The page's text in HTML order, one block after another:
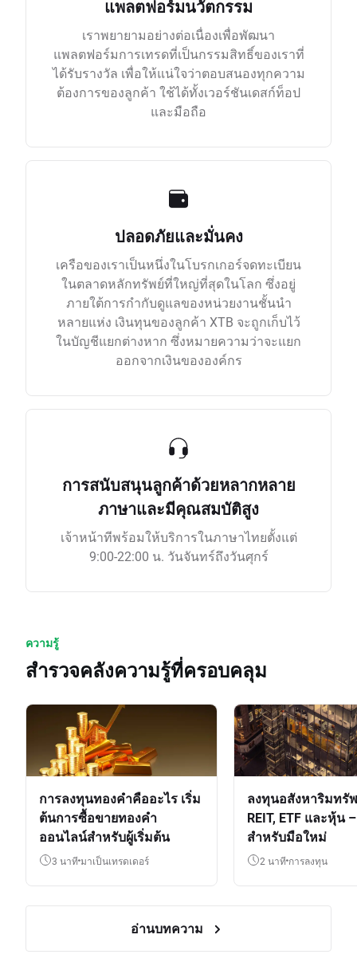
แพลตฟอร์มนวัตกรรม
เราพยายามอย่างต่อเนื่องเพื่อพัฒนา
แพลตฟอร์มการเทรดที่เป็นกรรมสิทธิ์ของเราที่
ได้รับรางวัล เพื่อให้แน่ใจว่าตอบสนองทุกความ
ต้องการของลูกค้า ใช้ได้ทั้งเวอร์ชันเดสก์ท็อป
และมือถือ
ปลอดภัยและมั่นคง
เครือของเราเป็นหนึ่งในโบรกเกอร์จดทะเบียน
ในตลาดหลักทรัพย์ที่ใหญ่ที่สุดในโลก ซึ่งอยู่
ภายใต้การกำกับดูแลของหน่วยงานชั้นนำ
หลายแห่ง เงินทุนของลูกค้า XTB จะถูกเก็บไว้
ในบัญชีแยกต่างหาก ซึ่งหมายความว่าจะแยก
ออกจากเงินขององค์กร
การสนับสนุนลูกค้าด้วยหลากหลาย
ภาษาและมีคุณสมบัติสูง
เจ้าหน้าทีพร้อมให้บริการในภาษาไทยตั้งแต่
9:00-22:00 น. วันจันทร์ถึงวันศุกร์
ความรู้
สำรวจคลังความรู้ที่ครอบคลุม
การลงทุนทองคำคืออะไร เริ่ม
ต้นการซื้อขายทองคำ
ออนไลน์สำหรับผู้เริ่มต้น
3 นาที มาเป็นเทรดเดอร์
ลงทุนอสังหาริมทรั
REIT, ETF และหุ้น
สำหรับมือใหม่
2 นาที การลงทุน
อ่านบทความ